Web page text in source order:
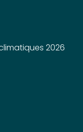
2026